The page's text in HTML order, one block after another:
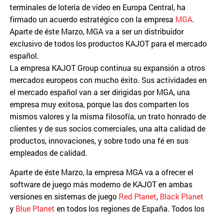
terminales de lotería de video en Europa Central, ha
firmado un acuerdo estratégico con la empresa MGA.
Aparte de éste Marzo, MGA va a ser un distribuidor
exclusivo de todos los productos KAJOT para el mercado
español.
La empresa KAJOT Group continua su expansión a otros
mercados europeos con mucho éxito. Sus actividades en
el mercado español van a ser dirigidas por MGA, una
empresa muy exitosa, porque las dos comparten los
mismos valores y la misma filosofía, un trato honrado de
clientes y de sus socios comerciales, una alta calidad de
productos, innovaciones, y sobre todo una fé en sus
empleados de calidad.
Aparte de éste Marzo, la empresa MGA va a ofrecer el
software de juego más moderno de KAJOT en ambas
versiones en sistemas de juego Red Planet, Black Planet
y Blue Planet en todos los regiones de España. Todos los